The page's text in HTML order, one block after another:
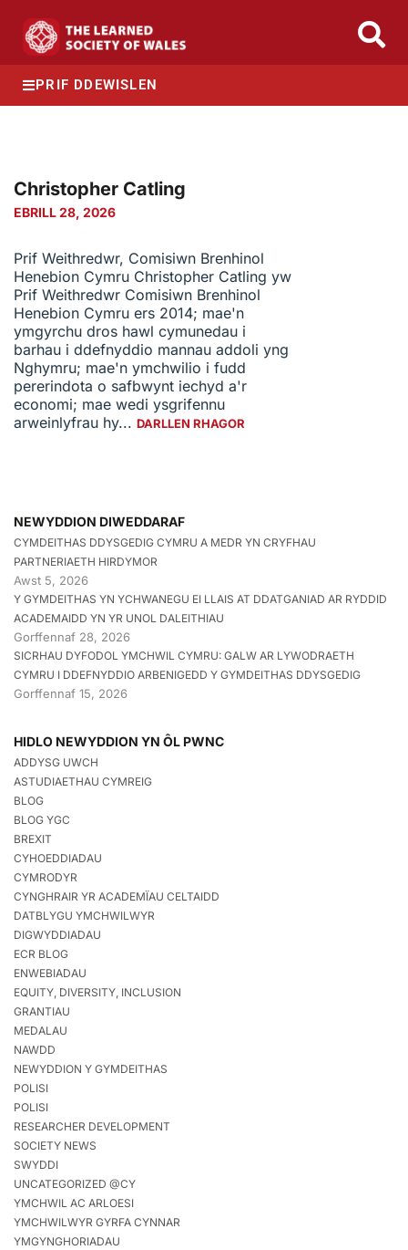
PRIF DDEWISLEN
Christopher Catling
EBRILL 28, 2026
Prif Weithredwr, Comisiwn Brenhinol
Henebion Cymru Christopher Catling yw
Prif Weithredwr Comisiwn Brenhinol
Henebion Cymru ers 2014; mae'n
ymgyrchu dros hawl cymunedau i
barhau i ddefnyddio mannau addoli yng
Nghymru; mae'n ymchwilio i fudd
pererindota o safbwynt iechyd a'r
economi; mae wedi ysgrifennu
arweinlyfrau hy... DARLLEN RHAGOR
NEWYDDION DIWEDDARAF
CYMDEITHAS DDYSGEDIG CYMRU A MEDR YN CRYFHAU
PARTNERIAETH HIRDYMOR
Awst 5, 2026
Y GYMDEITHAS YN YCHWANEGU EI LLAIS AT DDATGANIAD AR RYDDID
ACADEMAIDD YN YR UNOL DALEITHIAU
Gorffennaf 28, 2026
SICRHAU DYFODOL YMCHWIL CYMRU: GALW AR LYWODRAETH
CYMRU I DDEFNYDDIO ARBENIGEDD Y GYMDEITHAS DDYSGEDIG
Gorffennaf 15, 2026
HIDLO NEWYDDION YN ÔL PWNC
ADDYSG UWCH
ASTUDIAETHAU CYMREIG
BLOG
BLOG YGC
BREXIT
CYHOEDDIADAU
CYMRODYR
CYNGHRAIR YR ACADEMÏAU CELTAIDD
DATBLYGU YMCHWILWYR
DIGWYDDIADAU
ECR BLOG
ENWEBIADAU
EQUITY, DIVERSITY, INCLUSION
GRANTIAU
MEDALAU
NAWDD
NEWYDDION Y GYMDEITHAS
POLISI
POLISI
RESEARCHER DEVELOPMENT
SOCIETY NEWS
SWYDDI
UNCATEGORIZED @CY
YMCHWIL AC ARLOESI
YMCHWILWYR GYRFA CYNNAR
YMGYNGHORIADAU